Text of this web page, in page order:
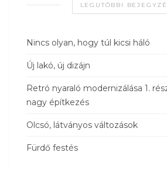
LEGUTÓBBI
Nincs olyan, hogy túl kicsi háló
Új lakó, új dizájn
Retró nyaraló modernizálása 1.
nagy építkezés
Olcsó, látványos változások
Fürdő festés